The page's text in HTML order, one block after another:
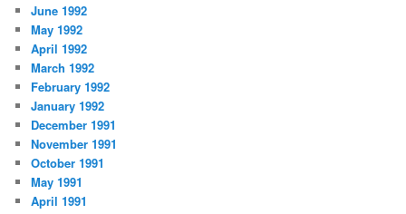
June 1992
May 1992
April 1992
March 1992
February 1992
January 1992
December 1991
November 1991
October 1991
May 1991
April 1991